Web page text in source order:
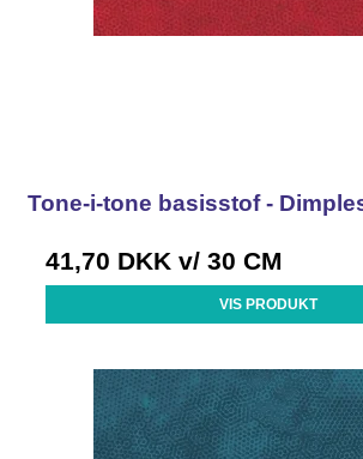
Tone-i-tone basisstof -
41,70 DKK v/ 30 CM
VIS PRODUKT